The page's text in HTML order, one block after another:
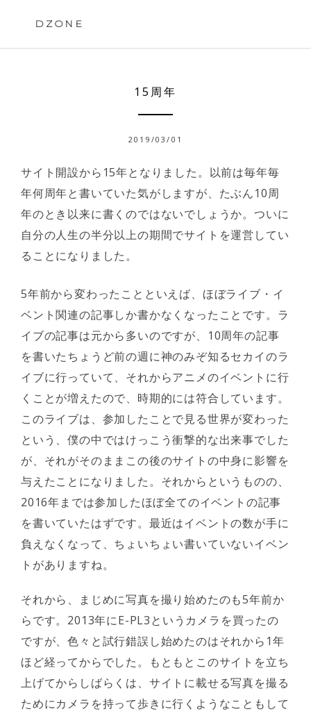
DZONE
15周年
2019/03/01
サイト開設から15年となりました。以前は毎年毎
年何周年と書いていた気がしますが、たぶん10周
年のとき以来に書くのではないでしょうか。ついに
自分の人生の半分以上の期間でサイトを運営してい
ることになりました。
5年前から変わったことといえば、ほぼライブ・イ
ベント関連の記事しか書かなくなったことです。ラ
イブの記事は元から多いのですが、10周年の記事
を書いたちょうど前の週に神のみぞ知るセカイのラ
イブに行っていて、それからアニメのイベントに行
くことが増えたので、時期的には符合しています。
このライブは、参加したことで見る世界が変わった
という、僕の中ではけっこう衝撃的な出来事でした
が、それがそのままこの後のサイトの中身に影響を
与えたことになりました。それからというものの、
2016年までは参加したほぼ全てのイベントの記事
を書いていたはずです。最近はイベントの数が手に
負えなくなって、ちょいちょい書いていないイベン
トがありますね。
それから、まじめに写真を撮り始めたのも5年前か
らです。2013年にE-PL3というカメラを買ったの
ですが、色々と試行錯誤し始めたのはそれから1年
ほど経ってからでした。もともとこのサイトを立ち
上げてからしばらくは、サイトに載せる写真を撮る
ためにカメラを持って歩きに行くようなこともして